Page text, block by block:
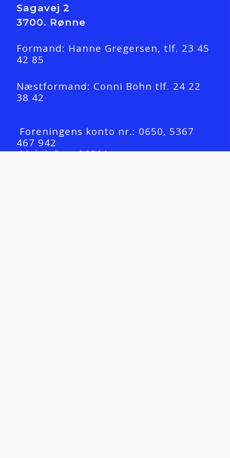
Sagavej 2
3700. Rønne
Formand: Hanne Gregersen, tlf. 23 45
42 85
Næstformand: Conni Bohn tlf. 24 22
38 42
467 942
MobilePay: 96301